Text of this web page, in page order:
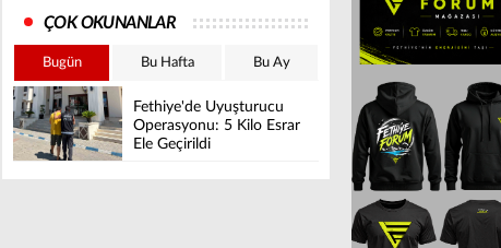
ÇOK OKUNANLAR
Bugün Bu Hafta Bu Ay
Fethiye'de Uyuşturucu
Operasyonu: 5 Kilo Esrar
Ele Geçirildi